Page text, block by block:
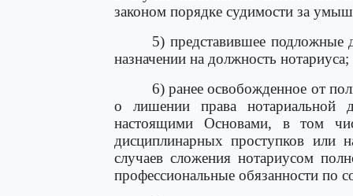
законом порядке судимости за
5) представившее подложные
назначении на должность нотариуса;
6) ранее освобожденное от
о лишении права нотариальной
настоящими Основами, в том
дисциплинарных проступков или
случаев сложения нотариусом
профессиональные обязанности по